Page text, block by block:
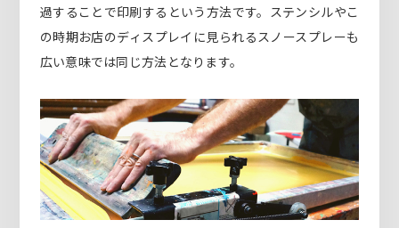
過することで印刷するという方法です。ステンシルやこ
の時期お店のディスプレイに見られるスノースプレーも
広い意味では同じ方法となります。